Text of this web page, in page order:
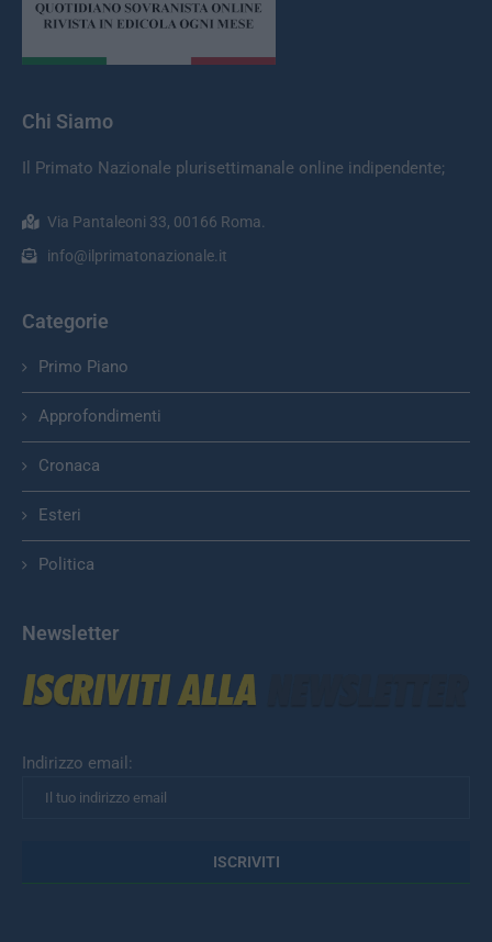
Chi Siamo
Il Primato Nazionale plurisettimanale online indipendente;
Via Pantaleoni 33, 00166 Roma.
info@ilprimatonazionale.it
Categorie
Primo Piano
Approfondimenti
Cronaca
Esteri
Politica
Newsletter
Indirizzo email: